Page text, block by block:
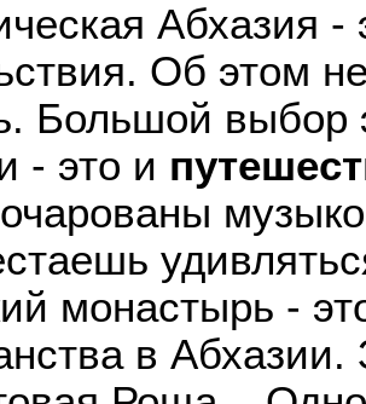
Абхазия
Об этом
Большой выбор
- это и
монастырь -
в